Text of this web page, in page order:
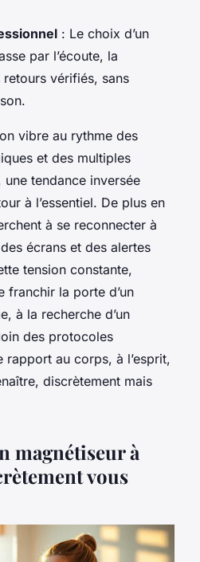
: Le choix d’un
par l’écoute, la
vérifiés, sans
vibre au rythme des
et des multiples
tendance inversée
à l’essentiel. De plus en
à se reconnecter à
écrans et des alertes
tension constante,
franchir la porte d’un
à la recherche d’un
des protocoles
rapport au corps, à l’esprit,
discrètement mais
magnétiseur à
vous